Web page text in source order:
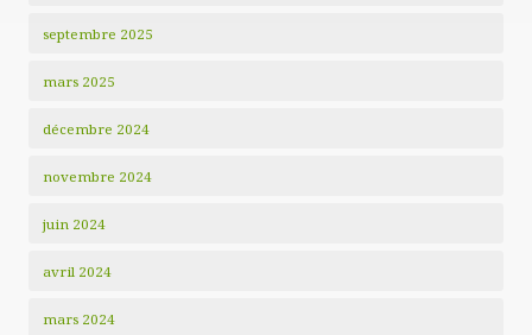
septembre 2025
mars 2025
décembre 2024
novembre 2024
juin 2024
avril 2024
mars 2024